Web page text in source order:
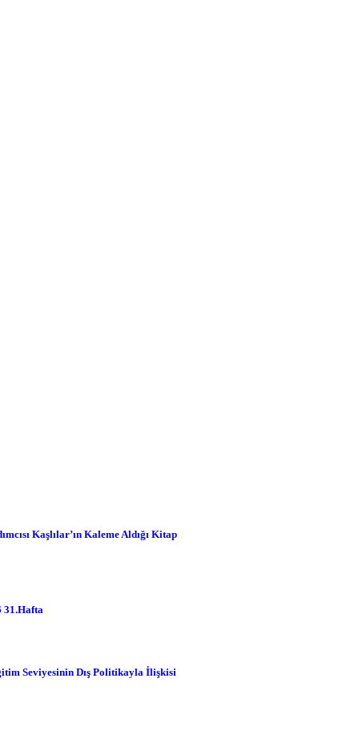
Kaşlılar’ın Kaleme Aldığı Kitap
31.Hafta
Seviyesinin Dış Politikayla İlişkisi